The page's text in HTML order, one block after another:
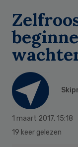
1 maart 2017, 15:18
19 keer gelezen